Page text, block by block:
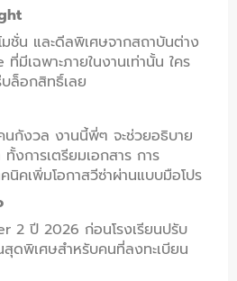
ชั่น และดีลพิเศษจากสถาบันต่าง
มีเฉพาะภายในงานเท่านั้น ใคร
ล็อกสิทธิ์เลย
นกังวล งานนี้พี่ๆ จะช่วยอธิบาย
งการเตรียมเอกสาร การ
นิคเพิ่มโอกาสวีซ่าผ่านแบบมือโปร
2 ปี 2026 ก่อนโรงเรียนปรับ
สุดพิเศษสำหรับคนที่ลงทะเบียน